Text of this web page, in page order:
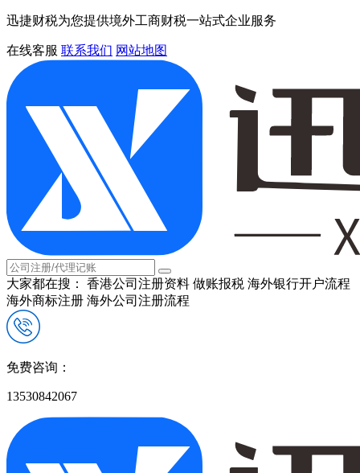
迅捷财税为您提供境外工商财税一站式企业服务
在线客服 联系我们 网站地图
大家都在搜： 香港公司注册资料 做账报税 海外银行开户流程
海外商标注册 海外公司注册流程
免费咨询：
13530842067